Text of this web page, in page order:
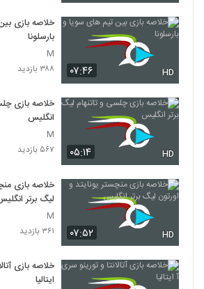
۰۷:۴۶ HD
خلاصه بازی
بارسلونا
M
۳۸۸ بازدید
۰۵:۱۴ HD
خلاصه بازی
انگلیس
M
۵۶۷ بازدید
۰۷:۵۲ HD
خلاصه بازی
لیگ برتر
M
۳۶۱ بازدید
خلاصه بازی
ایتالیا